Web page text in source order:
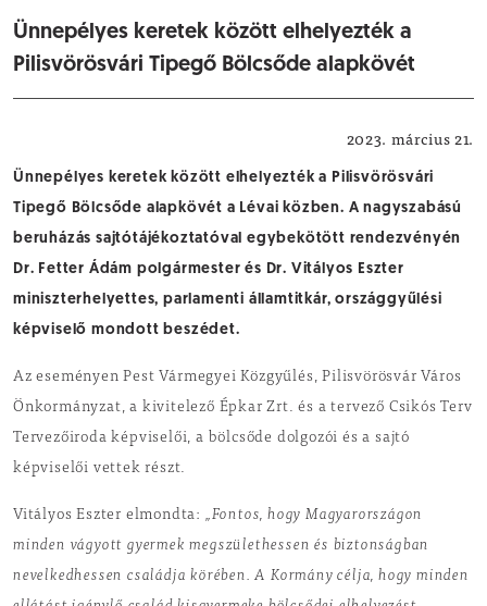
Ünnepélyes keretek között elhelyezték a
Pilisvörösvári Tipegő Bölcsőde alapkövét
2023. március 21.
Ünnepélyes keretek között elhelyezték a Pilisvörösvári
Tipegő Bölcsőde alapkövét a Lévai közben. A nagyszabású
beruházás sajtótájékoztatóval egybekötött rendezvényén
Dr. Fetter Ádám polgármester és Dr. Vitályos Eszter
miniszterhelyettes, parlamenti államtitkár, országgyűlési
képviselő mondott beszédet.
Az eseményen Pest Vármegyei Közgyűlés, Pilisvörösvár Város
Önkormányzat, a kivitelező Épkar Zrt. és a tervező Csikós Terv
Tervezőiroda képviselői, a bölcsőde dolgozói és a sajtó
képviselői vettek részt.
Vitályos Eszter elmondta: „Fontos, hogy Magyarországon
minden vágyott gyermek megszülethessen és biztonságban
nevelkedhessen családja körében. A Kormány célja, hogy minden